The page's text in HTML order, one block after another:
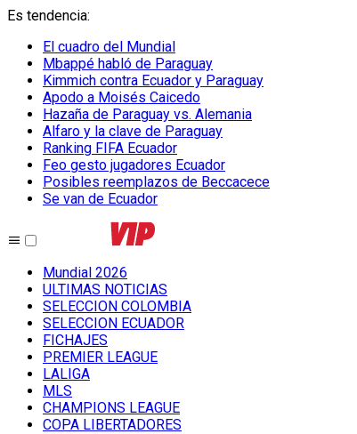
Es tendencia:
El cuadro del Mundial
Mbappé habló de Paraguay
Kimmich contra Ecuador y Paraguay
Apodo a Moisés Caicedo
Hazaña de Paraguay vs. Alemania
Alfaro y la clave de Paraguay
Ranking FIFA Ecuador
Feo gesto jugadores Ecuador
Posibles reemplazos de Beccacece
Se van de Ecuador
Mundial 2026
ULTIMAS NOTICIAS
SELECCION COLOMBIA
SELECCION ECUADOR
FICHAJES
PREMIER LEAGUE
LALIGA
MLS
CHAMPIONS LEAGUE
COPA LIBERTADORES